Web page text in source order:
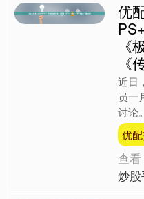
优
《
《
近日
员一
讨论
参与
■《
优
查看
炒股